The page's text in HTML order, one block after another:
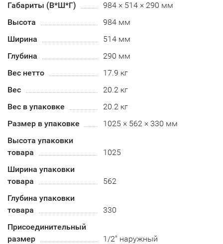
Габариты (В*Ш*Г)
984 × 514 × 290 мм
Высота
984 мм
Ширина
514 мм
Глубина
290 мм
Вес нетто
17.9 кг
Вес
20.2 кг
Вес в упаковке
20.2 кг
Размер в упаковке
1025 × 562 × 330 мм
Высота упаковки
товара
1025
Ширина упаковки
товара
562
Глубина упаковки
товара
330
Присоединительный
размер
1/2" наружный